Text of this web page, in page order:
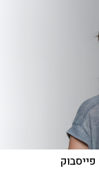
פייסבוק